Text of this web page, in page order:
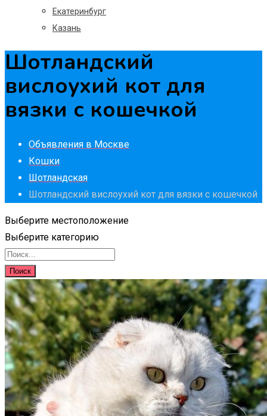
Екатеринбург
Казань
Шотландский
вислоухий кот для
вязки с кошечкой
Объявления в Москве
Кошки
Шотландская
Шотландский вислоухий кот для вязки с кошечкой
Выберите местоположение
Выберите категорию
Поиск